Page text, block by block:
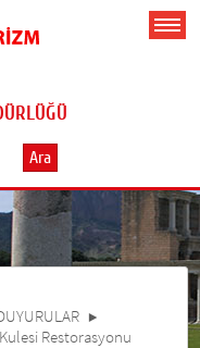
Ara
Restorasyonu